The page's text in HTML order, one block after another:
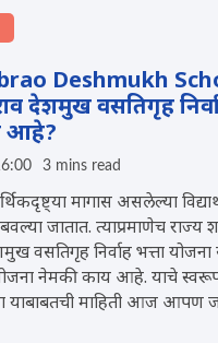
Deshmukh
देशमुख वसतिगृह
आहे?
3 mins read
मागास असलेल्या
जातात. त्याप्रमाणेच
वसतिगृह निर्वाह भत्ता
नेमकी काय आहे. याचे
याबाबतची माहिती आज आपण